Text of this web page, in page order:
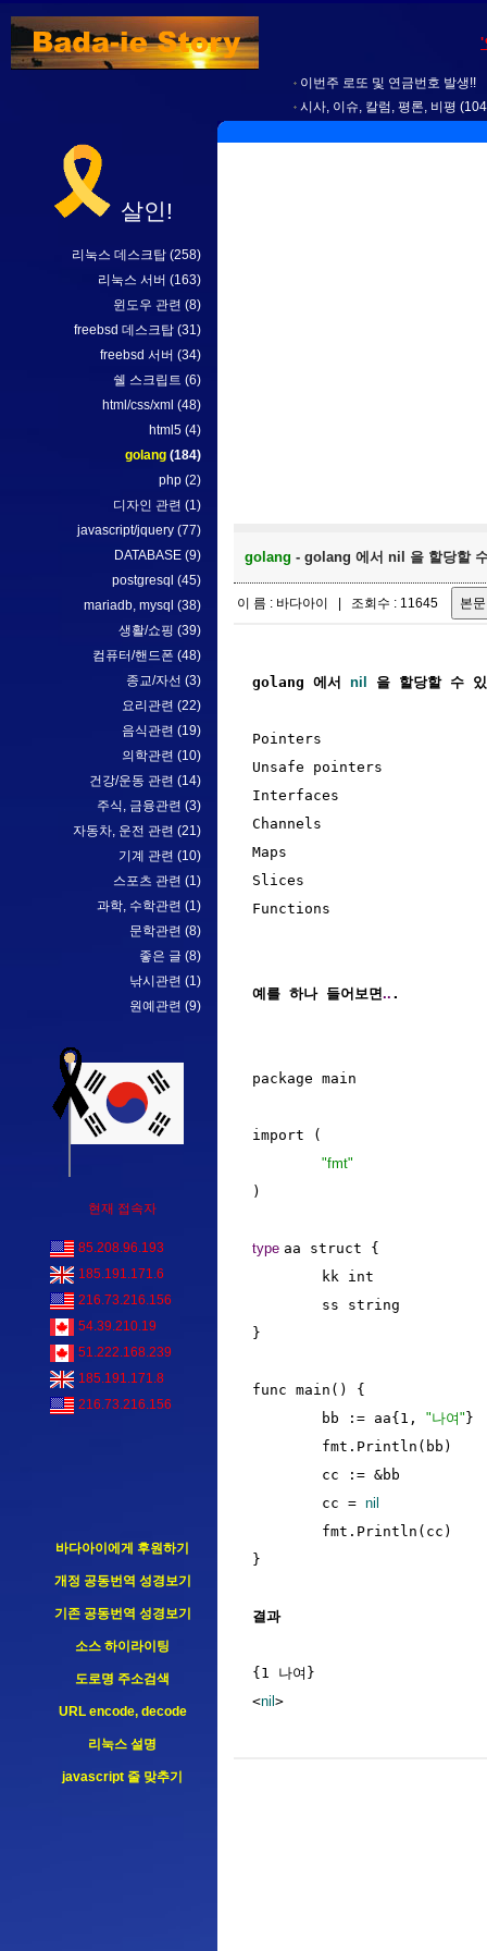
'
이번주 로또 및 연금번호 발생!!
시사, 이슈, 칼럼, 평론, 비평
살인!
리눅스 데스크탑 (258)
리눅스 서버 (163)
윈도우 관련 (8)
freebsd 데스크탑 (31)
freebsd 서버 (34)
쉘 스크립트 (6)
html/css/xml (48)
html5 (4)
golang (184)
php (2)
디자인 관련 (1)
javascript/jquery (77)
DATABASE (9)
postgresql (45)
mariadb, mysql (38)
생활/쇼핑 (39)
컴퓨터/핸드폰 (48)
종교/자선 (3)
요리관련 (22)
음식관련 (19)
의학관련 (10)
건강/운동 관련 (14)
주식, 금융관련 (3)
자동차, 운전 관련 (21)
기계 관련 (10)
스포츠 관련 (1)
과학, 수학관련 (1)
문학관련 (8)
좋은 글 (8)
낚시관련 (1)
원예관련 (9)
현재 접속자
85.208.96.193
185.191.171.6
216.73.216.156
54.39.210.19
51.222.168.239
185.191.171.8
216.73.216.156
바다아이에게 후원하기
개정 공동번역 성경보기
기존 공동번역 성경보기
소스 하이라이팅
도로명 주소검색
URL encode, decode
리눅스 설명
javascript 줄 맞추기
golang - golang 에서 nil 을 할당할
이 름 : 바다아이 | 조회수 : 11645
golang 에서 nil 을 할당할 수
Pointers
Unsafe pointers
Interfaces
Channels
Maps
Slices
Functions
예를 하나 들어보면 .. .
package main
import (
"fmt"
type aa struct {
}
func main() {
	bb := aa{1,
"나여" }
	cc =
nil
}
결과
{1 나여}
<nil >